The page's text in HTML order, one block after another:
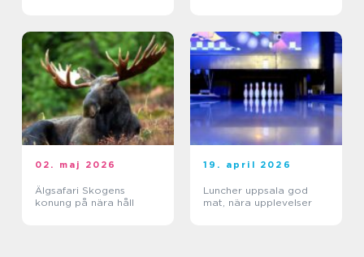
02. maj 2026
Älgsafari Skogens
konung på nära håll
19. april 2026
Luncher uppsala god
mat, nära upplevelser